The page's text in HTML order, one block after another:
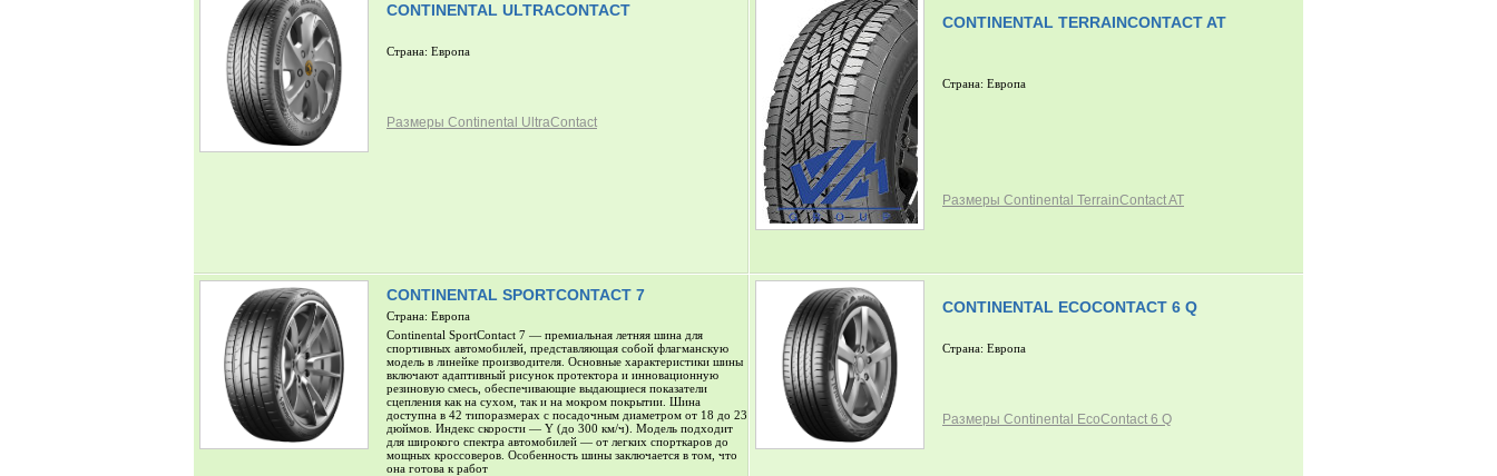
CONTINENTAL ULTRACONTACT
Страна: Европа
Размеры Continental UltraContact
CONTINENTAL TERRAINCONTACT AT
Страна: Европа
Размеры Continental TerrainContact AT
CONTINENTAL SPORTCONTACT 7
Страна: Европа
Continental SportContact 7 — премиальная летняя шина для
спортивных автомобилей, представляющая собой флагманскую
модель в линейке производителя. Основные характеристики шины
включают адаптивный рисунок протектора и инновационную
резиновую смесь, обеспечивающие выдающиеся показатели
сцепления как на сухом, так и на мокром покрытии. Шина
доступна в 42 типоразмерах с посадочным диаметром от 18 до 23
дюймов. Индекс скорости — Y (до 300 км/ч). Модель подходит
для широкого спектра автомобилей — от легких спорткаров до
мощных кроссоверов. Особенность шины заключается в том, что
она готова к работ
CONTINENTAL ECOCONTACT 6 Q
Страна: Европа
Размеры Continental EcoContact 6 Q